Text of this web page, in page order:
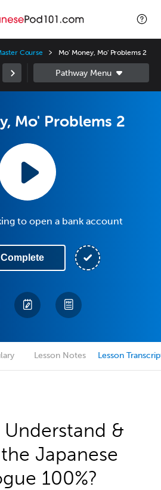
Course Mo' Money, Mo' Problems 2
Mo' Problems 2
to open a bank account
Complete
Lesson Notes Lesson
&
Japanese
100%?